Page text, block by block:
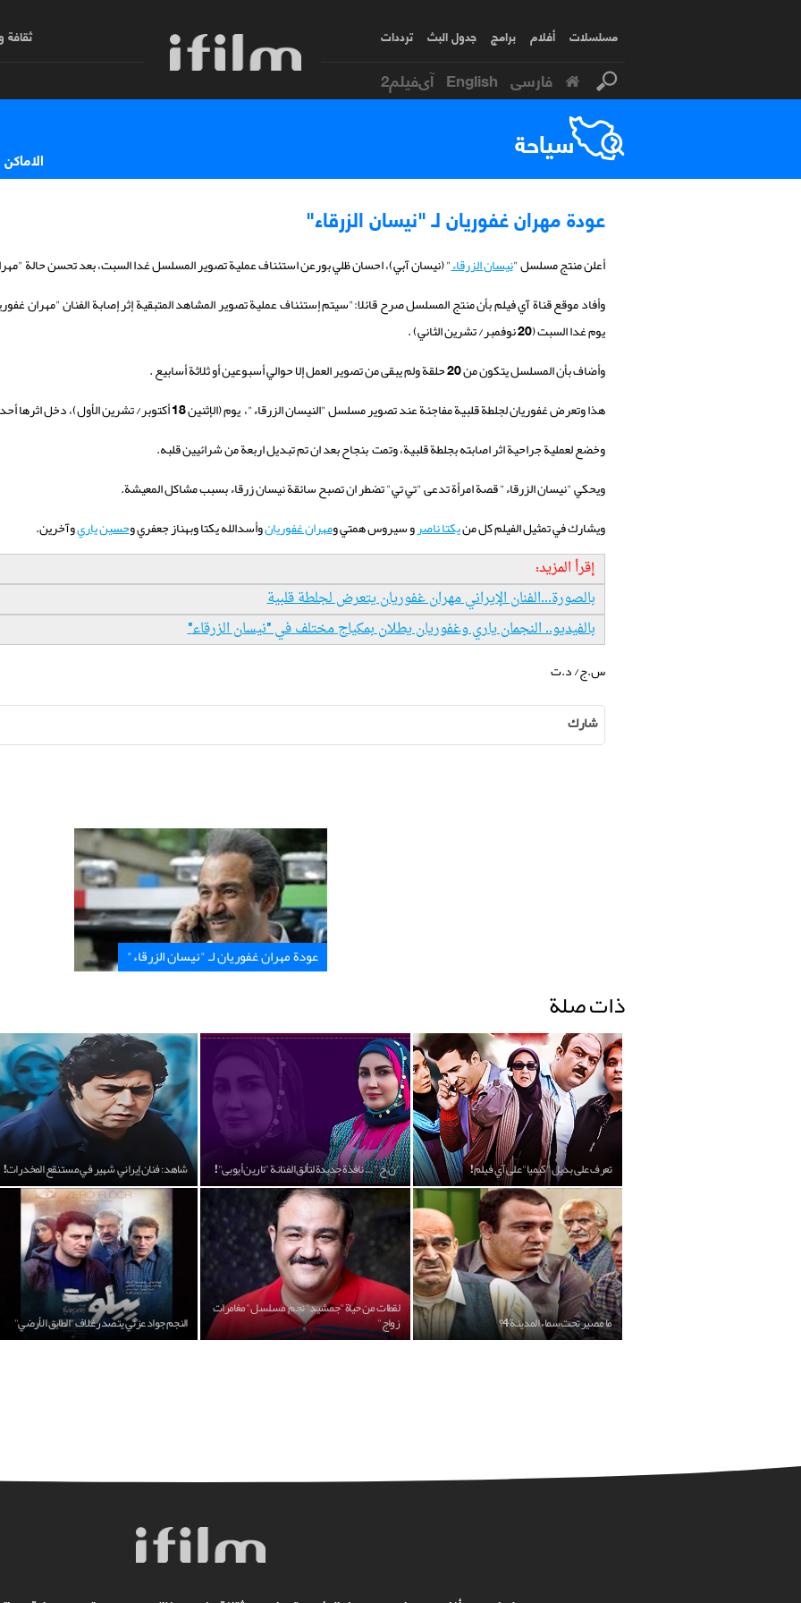
مسلسلات أفلام برامج جدول البث ترددات
فارسی English آی‌فیلم2
سياحة
عودة مهران غفوريان لـ "نيسان الزرقاء"
أعلن منتج مسلسل "نيسان الزرقاء" (نيسان آبي)، احسان ظلي بورعن استئناف عملية تصوير المسلسل غدا السبت، بعد تحسن حالة
وأفاد موقع قناة آي فيلم بأن منتج المسلسل صرح قائلا:"سيتم إستئناف عملية تصوير المشاهد المتبقية إثر إصابة الفنان "مهران
يوم غدا السبت (20 نوفمبر/ تشرين الثاني) .
وأضاف بأن المسلسل يتكون من 20 حلقة ولم يبقى من تصوير العمل إلا حوالي أسبوعين أو ثلاثة أسابيع .
هذا وتعرضغفوريانلجلطة قلبية مفاجئةعند تصوير مسلسل "النيسان الزرقاء"، يوم (الإثنين 18 أكتوبر/ تشرين الأول)، دخل اثرها أحد مستشفيات العاصمة طهران
وخضع لعملية جراحيةاثر اصابته بجلطة قلبية، وتمتبنجاح بعد ان تم تبديل اربعة من شرائيين قلبه.
ويحكي "نيسان الزرقاء" قصة امرأة تدعى "تي تي" تضطر ان تصبح سائقة نيسان زرقاء بسبب مشاكل المعيشة.
ويشارك في تمثيل الفيلم كل منيكتا ناصرو سيروس همتي ومهران غفوريانوأسدالله يكتا وبهناز جعفري وحسين ياريوآخرين.
إقرأ المزيد:
بالصورة...الفنان الإيراني مهران غفوريان يتعرض لجلطة قلبية
بالفيديو.. النجمان ياري وغفوريان يطلان بمكياج مختلف في "نيسان الزرقاء"
س.ج/ د.ت
شارك
عودة مهران غفوريان لـ "نيسان الزرقاء"
ذات صلة
تعرف على بديل "كيميا" على آي فيلم! "ن.خ "... نافذة جديدة لتألق الفنانة "نارين أيوبی"! شاهد: فنان إيراني شهير في مستنقع المخدرات!
ما مصير تحت سماء المدينة 4؟
لقطات من حياة "جمشيد" نجم مسلسل "مغامرات
زواج" النجم جواد عزتي يتصدر غلاف "الطابق الأرضي"